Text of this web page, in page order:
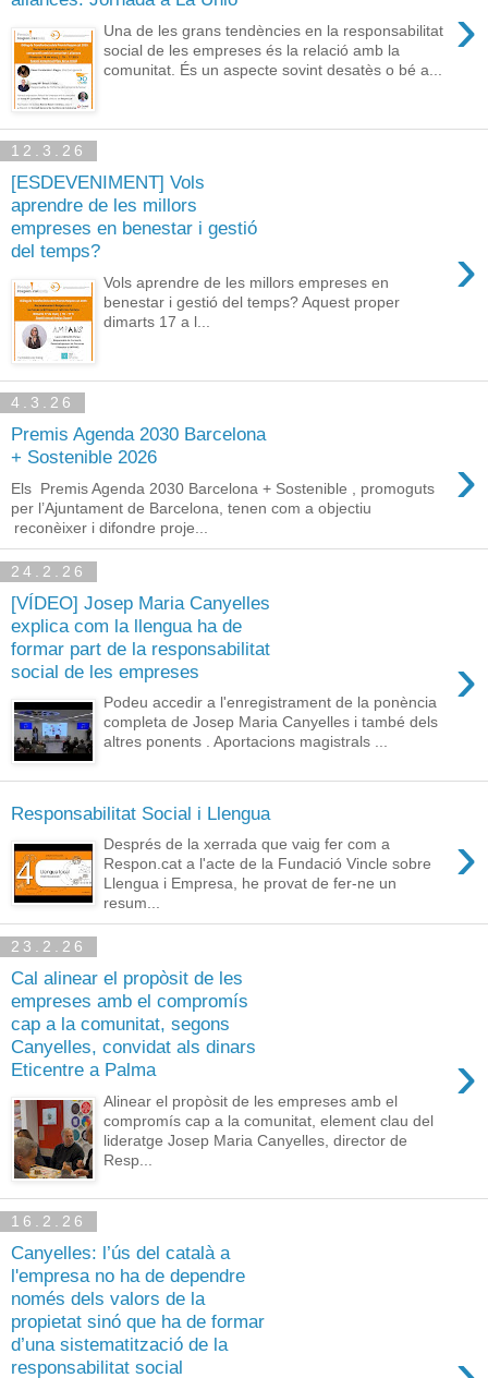
›
Una de les grans tendències en la responsabilitat
social de les empreses és la relació amb la
comunitat. És un aspecte sovint desatès o bé a...
12.3.26
[ESDEVENIMENT] Vols
aprendre de les millors
empreses en benestar i gestió
del temps?
›
Vols aprendre de les millors empreses en
benestar i gestió del temps? Aquest proper
dimarts 17 a l...
4.3.26
Premis Agenda 2030 Barcelona
+ Sostenible 2026
›
Els Premis Agenda 2030 Barcelona + Sostenible , promoguts
per l’Ajuntament de Barcelona, tenen com a objectiu
reconèixer i difondre proje...
24.2.26
[VÍDEO] Josep Maria Canyelles
explica com la llengua ha de
formar part de la responsabilitat
social de les empreses
›
Podeu accedir a l'enregistrament de la ponència
completa de Josep Maria Canyelles i també dels
altres ponents . Aportacions magistrals ...
Responsabilitat Social i Llengua
›
Després de la xerrada que vaig fer com a
Respon.cat a l'acte de la Fundació Vincle sobre
Llengua i Empresa, he provat de fer-ne un
resum...
23.2.26
Cal alinear el propòsit de les
empreses amb el compromís
cap a la comunitat, segons
Canyelles, convidat als dinars
Eticentre a Palma
›
Alinear el propòsit de les empreses amb el
compromís cap a la comunitat, element clau del
lideratge Josep Maria Canyelles, director de
Resp...
16.2.26
Canyelles: l’ús del català a
l'empresa no ha de dependre
només dels valors de la
propietat sinó que ha de formar
d’una sistematització de la
responsabilitat social